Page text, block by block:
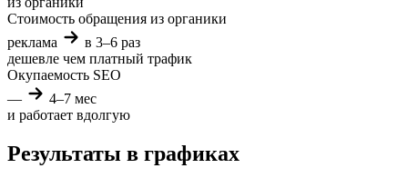
Стоимость обращения из органики
реклама
в 3–6 раз
дешевле чем платный трафик
Окупаемость SEO
—
4–7 мес
и работает вдолгую
Результаты в графиках